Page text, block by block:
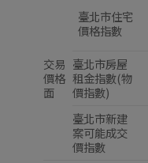
交易
價格
面
臺北市住宅
價格指數
臺北市房屋
租金指數(物
價指數)
臺北市新建
案可能成交
價指數